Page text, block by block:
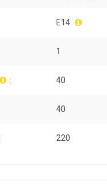
E14
1
: 40
40
220